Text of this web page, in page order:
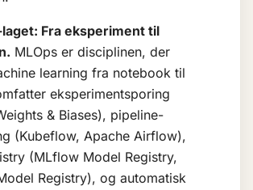
Fra eksperiment til
MLOps er disciplinen, der
learning fra notebook til
eksperimentsporing
& Biases), pipeline-
(Kubeflow, Apache Airflow),
(MLflow Model Registry,
Registry), og automatisk